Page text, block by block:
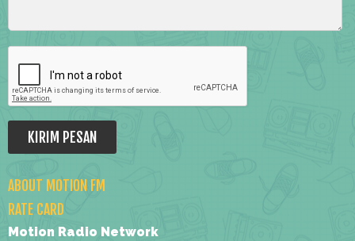
ABOUT MOTION FM
RATE CARD
Motion Radio Network